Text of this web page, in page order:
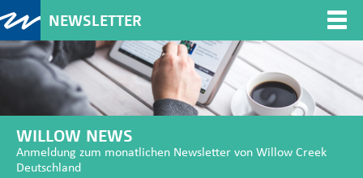
NEWSLETTER
WILLOW NEWS
Anmeldung zum monatlichen Newsletter von Willow Creek
Deutschland